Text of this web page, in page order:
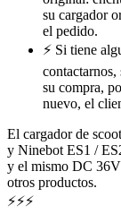
su cargador
el pedido.
⚡ Si tiene
su compra,
nuevo, el
El cargador de
y Ninebot ES1 /
y el mismo DC 36V
otros productos.
⚡⚡⚡